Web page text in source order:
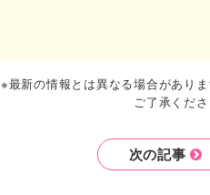
※最新の情報とは異なる場合がありま
ご了承くださ
次の記事